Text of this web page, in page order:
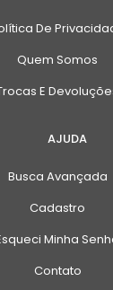
De
Quem Somos
E
AJUDA
Busca Avançada
Cadastro
Minha
Contato